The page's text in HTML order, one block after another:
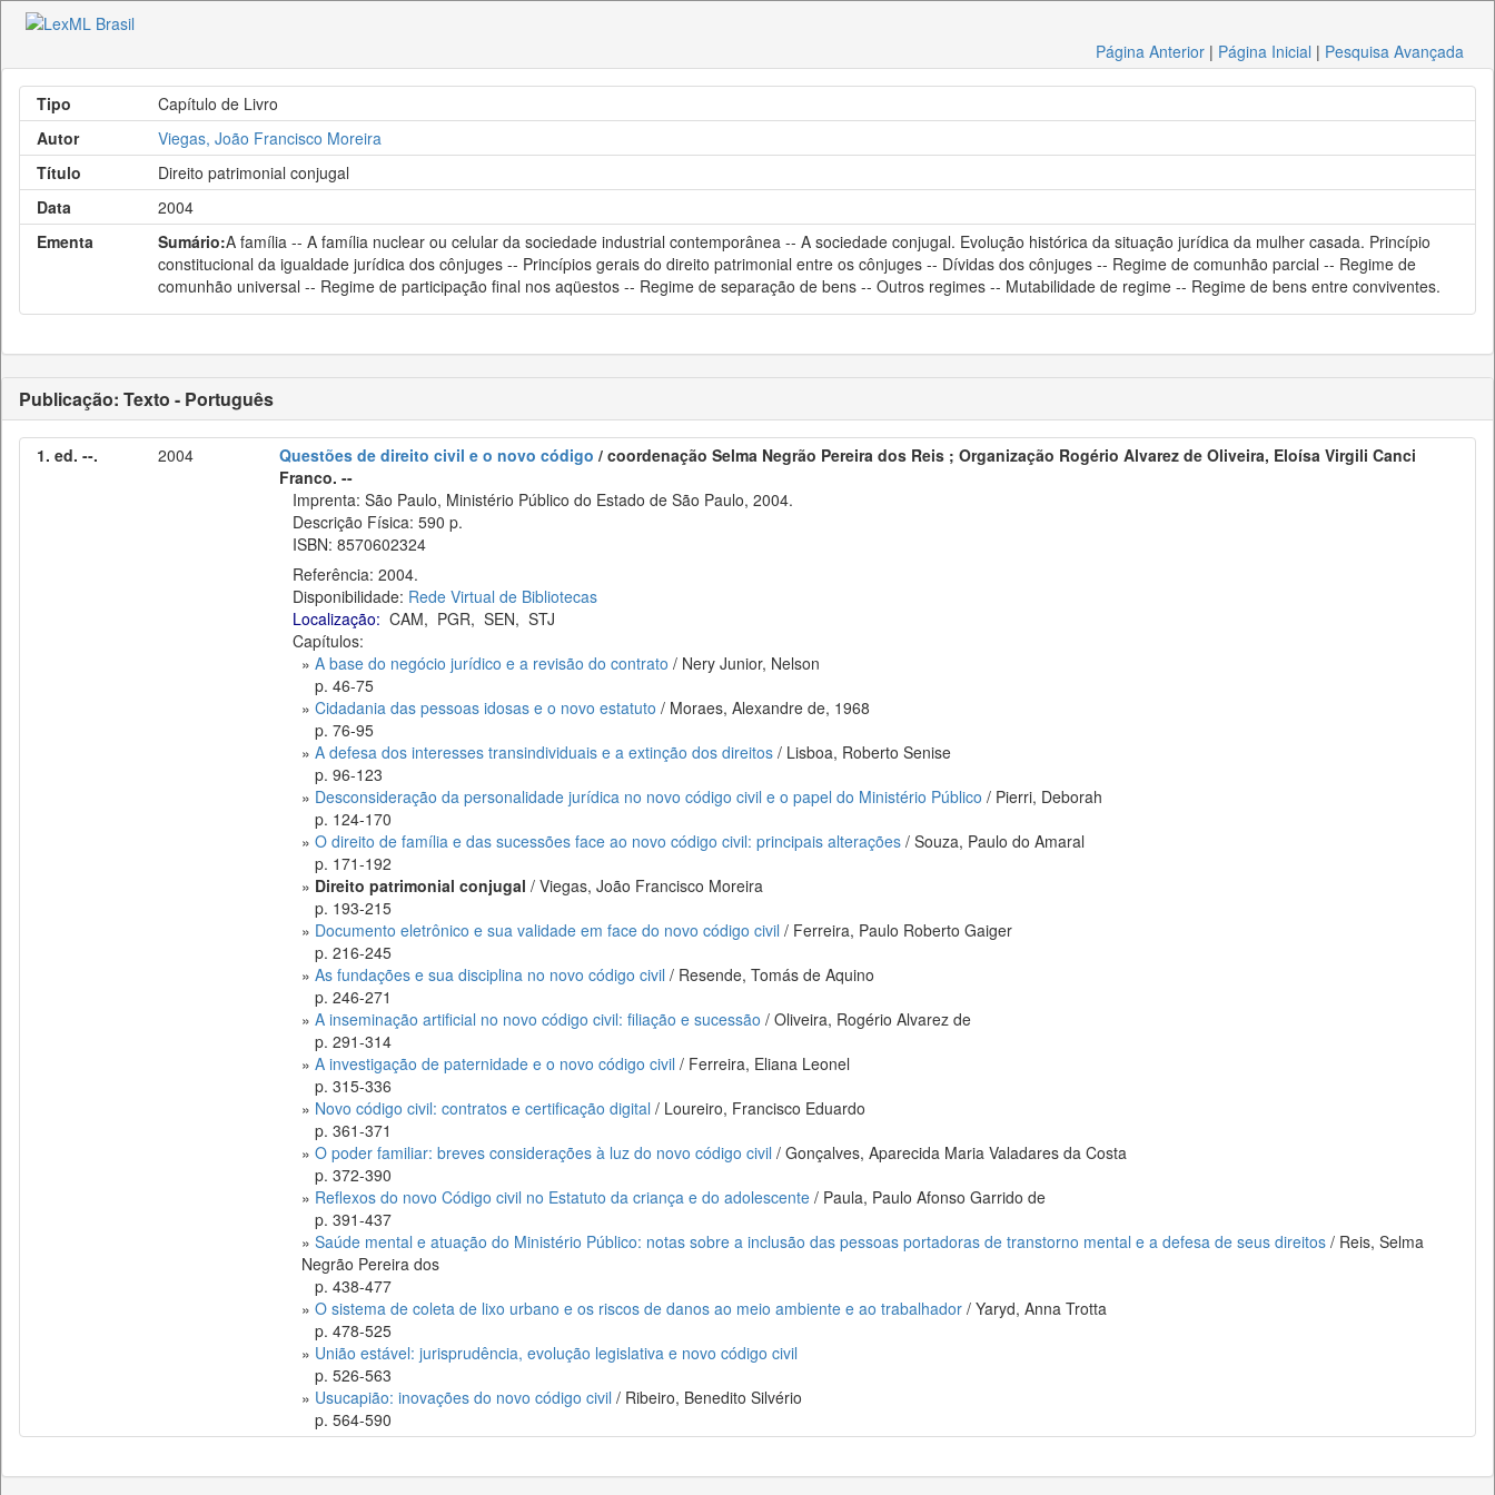
Página Anterior | Página Inicial | Pesquisa Avançada
Tipo
Capítulo de Livro
Autor
Viegas, João Francisco Moreira
Título
Direito patrimonial conjugal
Data
2004
Ementa
Sumário:A família -- A família nuclear ou celular da sociedade industrial contemporânea -- A sociedade conjugal. Evolução histórica da situação jurídica da mulher casada. Princípio
constitucional da igualdade jurídica dos cônjuges -- Princípios gerais do direito patrimonial entre os cônjuges -- Dívidas dos cônjuges -- Regime de comunhão parcial -- Regime de
comunhão universal -- Regime de participação final nos aqüestos -- Regime de separação de bens -- Outros regimes -- Mutabilidade de regime -- Regime de bens entre conviventes.
Publicação: Texto - Português
1. ed. --. 2004 Questões de direito civil e o novo código / coordenação Selma Negrão Pereira dos Reis ; Organização Rogério Alvarez de Oliveira, Eloísa Virgili Canci
Franco. --
Imprenta: São Paulo, Ministério Público do Estado de São Paulo, 2004.
Descrição Física: 590 p.
ISBN: 8570602324
Referência: 2004.
Disponibilidade: Rede Virtual de Bibliotecas
Localização: CAM, PGR, SEN, STJ
Capítulos:
» A base do negócio jurídico e a revisão do contrato / Nery Junior, Nelson
p. 46-75
» Cidadania das pessoas idosas e o novo estatuto / Moraes, Alexandre de, 1968
p. 76-95
» A defesa dos interesses transindividuais e a extinção dos direitos / Lisboa, Roberto Senise
p. 96-123
» Desconsideração da personalidade jurídica no novo código civil e o papel do Ministério Público / Pierri, Deborah
p. 124-170
» O direito de família e das sucessões face ao novo código civil: principais alterações / Souza, Paulo do Amaral
p. 171-192
» Direito patrimonial conjugal / Viegas, João Francisco Moreira
p. 193-215
» Documento eletrônico e sua validade em face do novo código civil / Ferreira, Paulo Roberto Gaiger
p. 216-245
» As fundações e sua disciplina no novo código civil / Resende, Tomás de Aquino
p. 246-271
» A inseminação artificial no novo código civil: filiação e sucessão / Oliveira, Rogério Alvarez de
p. 291-314
» A investigação de paternidade e o novo código civil / Ferreira, Eliana Leonel
p. 315-336
» Novo código civil: contratos e certificação digital / Loureiro, Francisco Eduardo
p. 361-371
» O poder familiar: breves considerações à luz do novo código civil / Gonçalves, Aparecida Maria Valadares da Costa
p. 372-390
» Reflexos do novo Código civil no Estatuto da criança e do adolescente / Paula, Paulo Afonso Garrido de
p. 391-437
» Saúde mental e atuação do Ministério Público: notas sobre a inclusão das pessoas portadoras de transtorno mental e a defesa de seus direitos / Reis, Selma
Negrão Pereira dos
p. 438-477
» O sistema de coleta de lixo urbano e os riscos de danos ao meio ambiente e ao trabalhador / Yaryd, Anna Trotta
p. 478-525
» União estável: jurisprudência, evolução legislativa e novo código civil
p. 526-563
» Usucapião: inovações do novo código civil / Ribeiro, Benedito Silvério
p. 564-590